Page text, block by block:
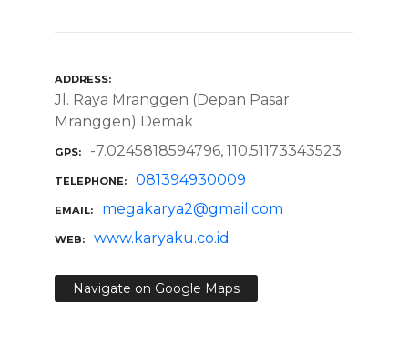
ADDRESS
Jl. Raya Mranggen (Depan Pasar
Mranggen) Demak
GPS -7.0245818594796, 110.51173343523
TELEPHONE 081394930009
EMAIL megakarya2@gmail.com
WEB www.karyaku.co.id
Navigate on Google Maps